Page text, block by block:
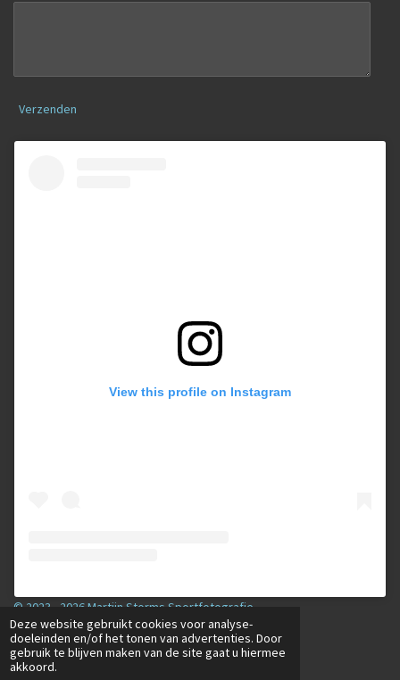
Deze website gebruikt cookies voor analyse-
doeleinden en/of het tonen van advertenties. Door
gebruik te blijven maken van de site gaat u hiermee
akkoord.
Verzenden
View this profile on Instagram
© 2023 - 2026 Martijn Storms Sportfotografie
Powered byJouwWeb